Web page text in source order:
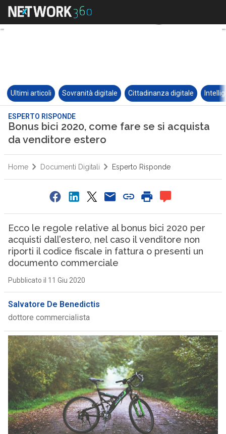
Ultimi articoli Sovranità digitale Cittadinanza digitale
ESPERTO RISPONDE
Bonus bici 2020, come fare se si acquista
da venditore estero
Home Documenti Digitali Esperto Risponde
Ecco le regole relative al bonus bici 2020 per
acquisti dall’estero, nel caso il venditore non
riporti il codice fiscale in fattura o presenti un
documento commerciale
Pubblicato il 11 Giu 2020
Salvatore De Benedictis
dottore commercialista